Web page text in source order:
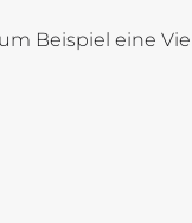
Beispiel eine